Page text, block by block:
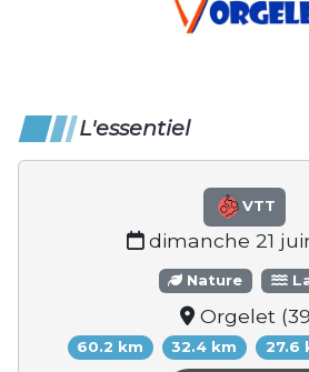
L'essentiel
VTT
dimanche 21
Nature
Orgelet
60.2 km 32.4 km 27.6